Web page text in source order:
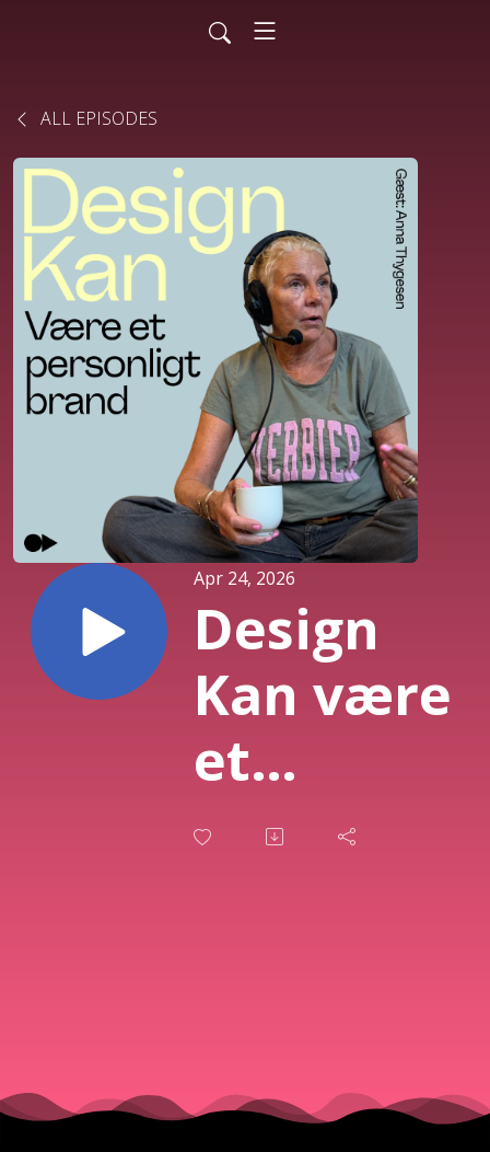
ALL EPISODES
Apr 24, 2026
Design
Kan være
et
personligt